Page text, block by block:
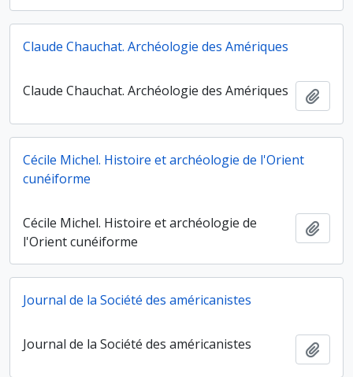
Claude Chauchat. Archéologie des Amériques
Claude Chauchat. Archéologie des Amériques
Cécile Michel. Histoire et archéologie de l'Orient
cunéiforme
Cécile Michel. Histoire et archéologie de
l'Orient cunéiforme
Journal de la Société des américanistes
Journal de la Société des américanistes